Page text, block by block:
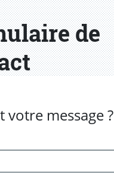
de
votre message ?